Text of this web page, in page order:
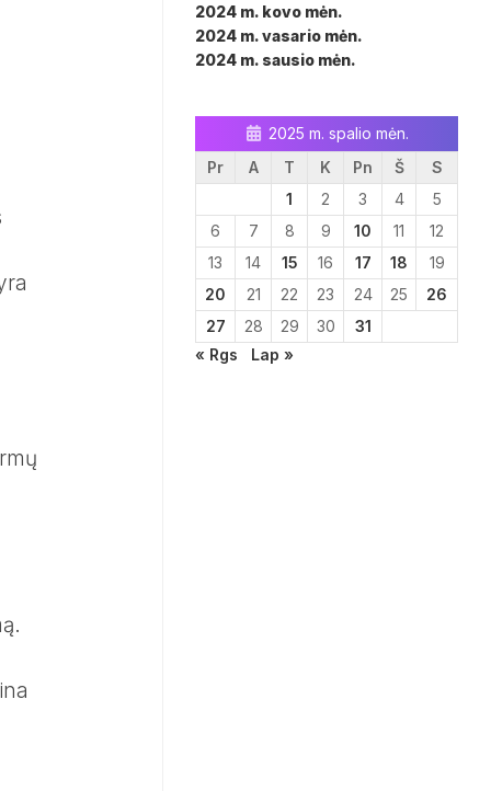
2024 m. kovo mėn.
2024 m. vasario mėn.
2024 m. sausio mėn.
2025 m. spalio mėn.
Pr
A T K Pn Š
S
1
2 3 4
5
6
7 8 9 10 11
12
13
14 15 16 17 18
19
20
21 22 23 24 25
26
27
28 29 30
31
« Rgs
Lap »